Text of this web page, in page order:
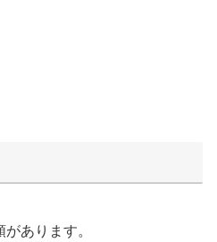
あります。